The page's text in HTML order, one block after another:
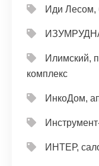
Иди Лесом,
Илимский,
комплекс
ИнкоДом,
ИНТЕР,